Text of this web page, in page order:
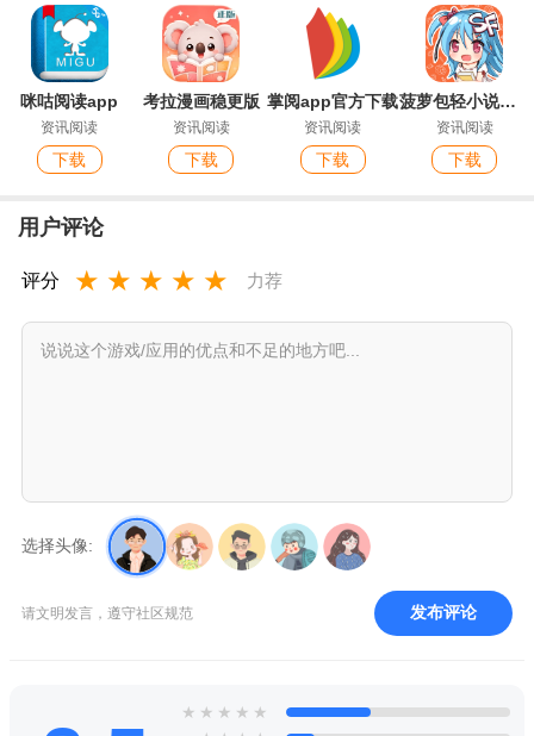
咪咕阅读app
资讯阅读
下载
考拉漫画稳更版
资讯阅读
下载
掌阅app官方下载
资讯阅读
下载
菠萝包轻小说官方版
资讯阅读
下载
用户评论
评分 ★ ★ ★ ★ ★ 力荐
选择头像:
请文明发言，遵守社区规范 发布评论
★ ★ ★ ★ ★